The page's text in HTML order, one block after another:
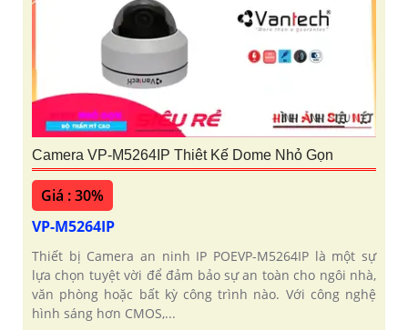
Camera VP-M5264IP Thiêt Kế Dome Nhỏ Gọn
Giá : 30%
VP-M5264IP
Thiết bị Camera an ninh IP POEVP-M5264IP là một sự
lựa chọn tuyệt vời để đảm bảo sự an toàn cho ngôi nhà,
văn phòng hoặc bất kỳ công trình nào. Với công nghệ
hình sáng hơn CMOS,...